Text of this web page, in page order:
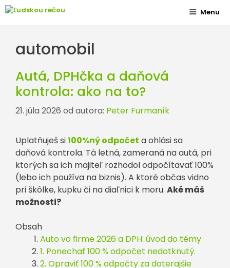
Preskočiť
Menu
automobil
Autá, DPHčka a daňová
kontrola: ako na to?
21. júla 2026 od autora: Peter Furmaník
Uplatňuješ si100%ný odpočet a ohlási sa
daňová kontrola. Tá letná, zameraná na autá, pri
ktorých sa ich majiteľ rozhodol odpočítavať 100%
(lebo ich používa na biznis). A ktoré občas vidno
pri škôlke, kupku či na diaľnici k moru. Aké máš
možnosti?
Obsah
Auto vo firme 2026 a DPH: úvod do témy
1. Ponechať 100 % odpočet nedotknutý.
2. Opraviť 100 % odpočty za doterajšie